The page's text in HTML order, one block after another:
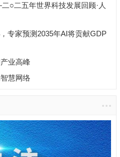
○二五年世界科技发展回顾·人
专家预测2035年AI将贡献GDP
业高峰
慧网络